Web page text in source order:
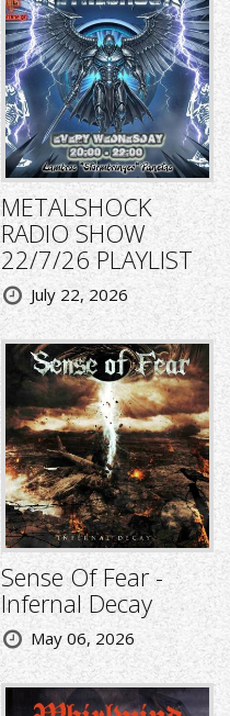
METALSHOCK
RADIO SHOW
22/7/26 PLAYLIST
July 22, 2026
Sense Of Fear -
Infernal Decay
May 06, 2026